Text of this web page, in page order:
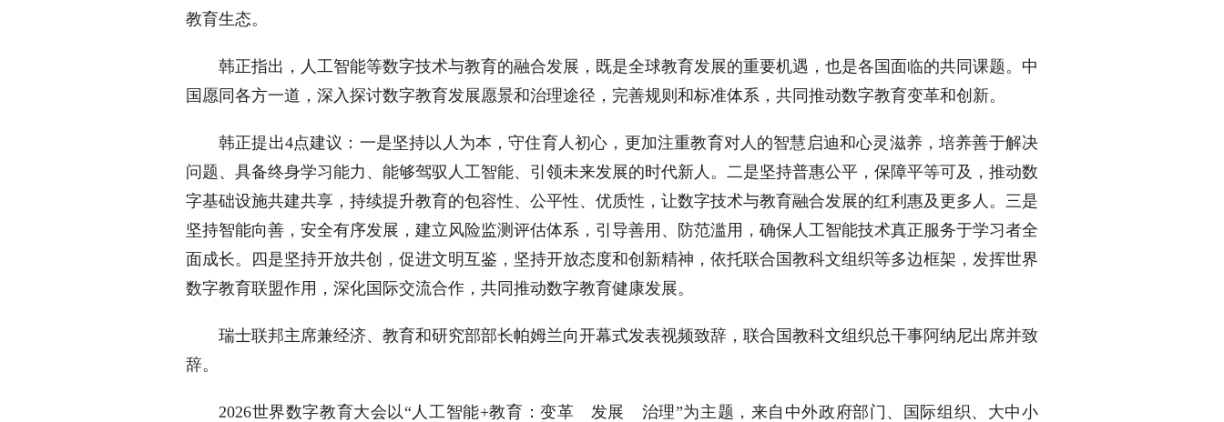
教育生态。
韩正指出，人工智能等数字技术与教育的融合发展，既是全球教育发展的重要机遇，也是各国面临的共同课题。中
国愿同各方一道，深入探讨数字教育发展愿景和治理途径，完善规则和标准体系，共同推动数字教育变革和创新。
韩正提出4点建议：一是坚持以人为本，守住育人初心，更加注重教育对人的智慧启迪和心灵滋养，培养善于解决
问题、具备终身学习能力、能够驾驭人工智能、引领未来发展的时代新人。二是坚持普惠公平，保障平等可及，推动数
字基础设施共建共享，持续提升教育的包容性、公平性、优质性，让数字技术与教育融合发展的红利惠及更多人。三是
坚持智能向善，安全有序发展，建立风险监测评估体系，引导善用、防范滥用，确保人工智能技术真正服务于学习者全
面成长。四是坚持开放共创，促进文明互鉴，坚持开放态度和创新精神，依托联合国教科文组织等多边框架，发挥世界
数字教育联盟作用，深化国际交流合作，共同推动数字教育健康发展。
瑞士联邦主席兼经济、教育和研究部部长帕姆兰向开幕式发表视频致辞，联合国教科文组织总干事阿纳尼出席并致
辞。
2026世界数字教育大会以“人工智能+教育：变革 发展 治理”为主题，来自中外政府部门、国际组织、大中小